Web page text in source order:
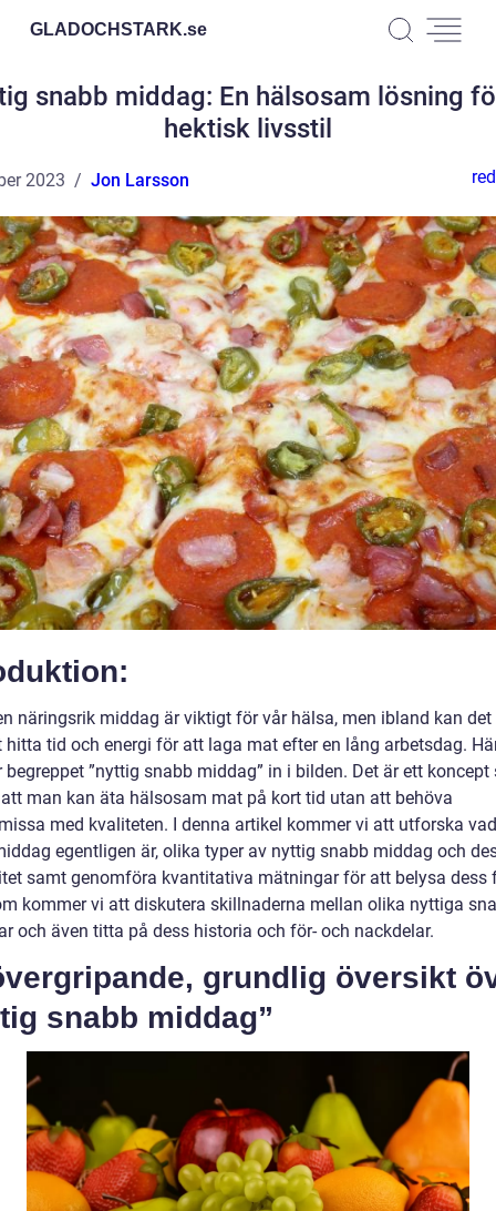
GLADOCHSTARK.se
snabb middag: En hälsosam lösning
hektisk livsstil
2023 Jon Larsson
näringsrik middag är viktigt för vår hälsa, men ibland kan det
hitta tid och energi för att laga mat efter en lång arbetsdag.
begreppet ”nyttig snabb middag” in i bilden. Det är ett koncept
man kan äta hälsosam mat på kort tid utan att behöva
med kvaliteten. I denna artikel kommer vi att utforska
egentligen är, olika typer av nyttig snabb middag och
samt genomföra kvantitativa mätningar för att belysa dess
kommer vi att diskutera skillnaderna mellan olika nyttiga
och även titta på dess historia och för- och nackdelar.
grundlig översikt
snabb middag”